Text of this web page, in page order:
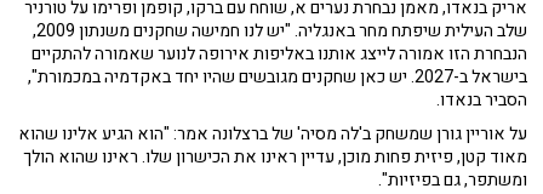
אריק בנאדו, מאמן נבחרת נערים א, שוחח עם ברקו, קופמן ופרימו על טורניר
שלב העילית שיפתח מחר באנגליה. "יש לנו חמישה שחקנים משנתון 2009,
הנבחרת הזו אמורה לייצג אותנו באליפות אירופה לנוער שאמורה להתקיים
בישראל ב-2027. יש כאן שחקנים מגובשים שהיו יחד באקדמיה במכמורת",
הסביר בנאדו.
על אוריין גורן שמשחק ב'לה מסיה' של ברצלונה אמר: "הוא הגיע אלינו שהוא
מאוד קטן, פיזית פחות מוכן, עדיין ראינו את הכישרון שלו. ראינו שהוא הולך
ומשתפר, גם בפיזיות".